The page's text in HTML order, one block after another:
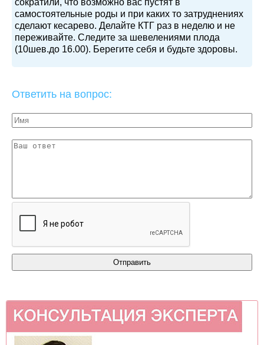
сократили, что возможно вас пустят в
самостоятельные роды и при каких то затруднениях
сделают кесарево. Делайте КТГ раз в неделю и не
переживайте. Следите за шевелениями плода
(10шев.до 16.00). Берегите себя и будьте здоровы.
Ответить на вопрос: